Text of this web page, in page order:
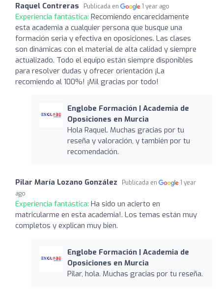
Raquel Contreras Publicada en 1 year ago
Experiencia fantástica: Recomiendo encarecidamente
esta academia a cualquier persona que busque una
formación seria y efectiva en oposiciones. Las clases
son dinámicas con el material de alta calidad y siempre
actualizado. Todo el equipo están siempre disponibles
para resolver dudas y ofrecer orientación ¡La
recomiendo al 100%! ¡Mil gracias por todo!
Englobe Formación | Academia de
Oposiciones en Murcia
Hola Raquel. Muchas gracias por tu
reseña y valoración, y también por tu
recomendación.
Pilar María Lozano González Publicada en
1 year
ago
Experiencia fantástica: Ha sido un acierto en
matricularme en esta academia!. Los temas están muy
completos y explican muy bien.
Englobe Formación | Academia de
Oposiciones en Murcia
Pilar, hola. Muchas gracias por tu reseña.